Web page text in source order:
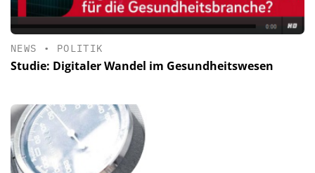
NEWS • POLITIK
Studie: Digitaler Wandel im Gesundheitswesen